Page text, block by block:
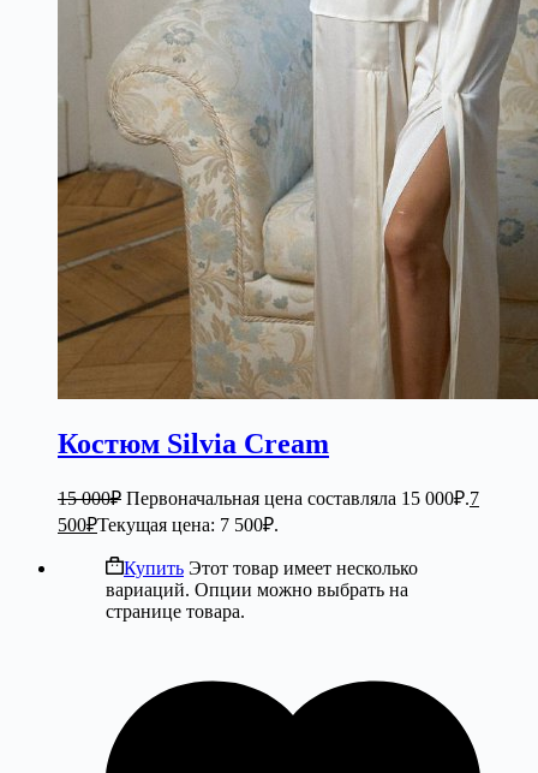
Костюм Silvia Cream
15 000₽ Первоначальная цена составляла 15 000₽.7
500₽Текущая цена: 7 500₽.
Купить Этот товар имеет несколько
вариаций. Опции можно выбрать на
странице товара.